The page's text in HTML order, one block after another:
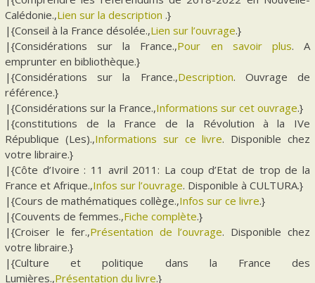
Calédonie.,Lien sur la description .}
|{Conseil à la France désolée.,Lien sur l’ouvrage.}
|{Considérations sur la France.,Pour en savoir plus. A
emprunter en bibliothèque.}
|{Considérations sur la France.,Description. Ouvrage de
référence.}
|{Considérations sur la France.,Informations sur cet ouvrage.}
|{constitutions de la France de la Révolution à la IVe
République (Les).,Informations sur ce livre. Disponible chez
votre libraire.}
|{Côte d’Ivoire : 11 avril 2011: La coup d’Etat de trop de la
France et Afrique.,Infos sur l’ouvrage. Disponible à CULTURA.}
|{Cours de mathématiques collège.,Infos sur ce livre.}
|{Couvents de femmes.,Fiche complète.}
|{Croiser le fer.,Présentation de l’ouvrage. Disponible chez
votre libraire.}
|{Culture et politique dans la France des
Lumières.,Présentation du livre.}